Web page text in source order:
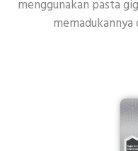
menggunakan pasta